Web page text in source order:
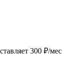
300 ₽/мес